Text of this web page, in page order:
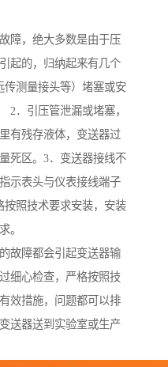
障，绝大多数是由于压
起的，归纳起来有几个
传测量接头等）堵塞或安
．引压管泄漏或堵塞，
有残存液体，变送器过
死区。3．变送器接线不
示表头与仪表接线端子
按照技术要求安装，安装
。
故障都会引起变送器输
细心检查，严格按照技
效措施，问题都可以排
送器送到实验室或生产